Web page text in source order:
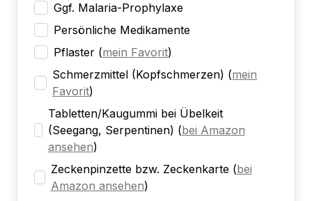
Ggf. Malaria-Prophylaxe
Persönliche Medikamente
Pflaster (mein Favorit)
Schmerzmittel (Kopfschmerzen) (mein
Favorit)
Tabletten/Kaugummi bei Übelkeit
(Seegang, Serpentinen) (bei Amazon
ansehen)
Zeckenpinzette bzw. Zeckenkarte (bei
Amazon ansehen)